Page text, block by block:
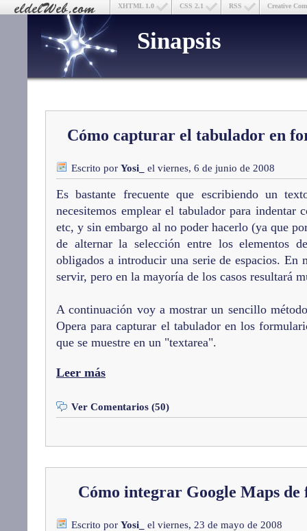
Creative
RSS
CSS 2.1
XHTML 1.0
Sinapsis
Cómo capturar el tabulador en
Escrito por Yosi_ el viernes, 6 de junio de 2008
Es bastante frecuente que escribiendo un
necesitemos emplear el tabulador para indentar
etc, y sin embargo al no poder hacerlo (ya que
de alternar la selección entre los elementos
obligados a introducir una serie de espacios. En
servir, pero en la mayoría de los casos resultará
A continuación voy a mostrar un sencillo
Opera para capturar el tabulador en los
que se muestre en un "textarea".
Leer más
Ver Comentarios (50)
Cómo integrar Google Maps
Escrito por Yosi_ el viernes, 23 de mayo de 2008